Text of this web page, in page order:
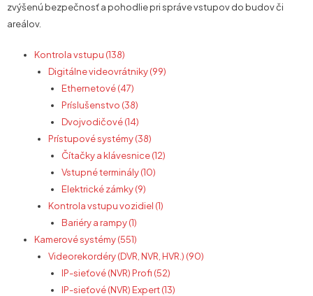
zvýšenú bezpečnosť a pohodlie pri správe vstupov do budov či
areálov.
Kontrola vstupu (138)
Digitálne videovrátniky (99)
Ethernetové (47)
Príslušenstvo (38)
Dvojvodičové (14)
Prístupové systémy (38)
Čítačky a klávesnice (12)
Vstupné terminály (10)
Elektrické zámky (9)
Kontrola vstupu vozidiel (1)
Bariéry a rampy (1)
Kamerové systémy (551)
Videorekordéry (DVR, NVR, HVR.) (90)
IP-sieťové (NVR) Profi (52)
IP-sieťové (NVR) Expert (13)